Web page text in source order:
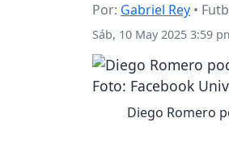
Por: Gabriel Rey •
Sáb, 10 May 2025 3:59
Diego Romero